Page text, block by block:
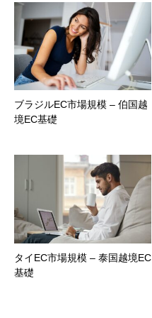
ブラジルEC市場規模 – 伯国越
境EC基礎
タイEC市場規模 – 泰国越境EC
基礎